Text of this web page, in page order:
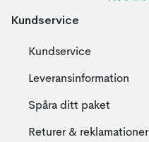
Kundservice
Kundservice
Leveransinformation
Spåra ditt paket
Returer & reklamationer